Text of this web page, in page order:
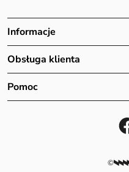
Informacje
Obsługa klienta
Pomoc
©